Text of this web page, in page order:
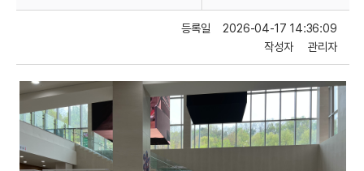
등록일
2026-04-17 14:36:09
작성자
관리자